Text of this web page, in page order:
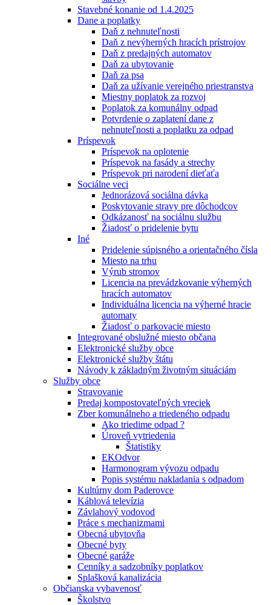
Stavebné konanie od 1.4.2025
Dane a poplatky
Daň z nehnuteľnosti
Daň z nevýherných hracích prístrojov
Daň z predajných automatov
Daň za ubytovanie
Daň za psa
Daň za užívanie verejného priestranstva
Miestny poplatok za rozvoj
Poplatok za komunálny odpad
Potvrdenie o zaplatení dane z
nehnuteľnosti a poplatku za odpad
Príspevok
Príspevok na oplotenie
Príspevok na fasády a strechy
Príspevok pri narodení dieťaťa
Sociálne veci
Jednorázová sociálna dávka
Poskytovanie stravy pre dôchodcov
Odkázanosť na sociálnu službu
Žiadosť o pridelenie bytu
Iné
Pridelenie súpisného a orientačného čísla
Miesto na trhu
Výrub stromov
Licencia na prevádzkovanie výherných
hracích automatov
Individuálna licencia na výherné hracie
automaty
Žiadosť o parkovacie miesto
Integrované obslužné miesto občana
Elektronické služby obce
Elektronické služby štátu
Návody k základným životným situáciám
Služby obce
Stravovanie
Predaj kompostovateľných vreciek
Zber komunálneho a triedeného odpadu
Ako triedime odpad ?
Úroveň vytriedenia
Štatistiky
EKOdvor
Harmonogram vývozu odpadu
Popis systému nakladania s odpadom
Kultúrny dom Paderovce
Káblová televízia
Závlahový vodovod
Práce s mechanizmami
Obecná ubytovňa
Obecné byty
Obecné garáže
Cenníky a sadzobníky poplatkov
Splašková kanalizácia
Občianska vybavenosť
Školstvo